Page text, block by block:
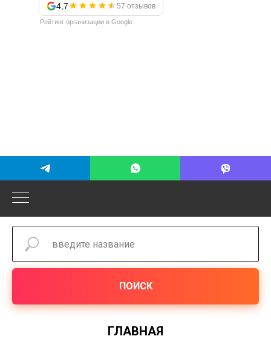
4,7 57 отзывов
Рейтинг организации в Google
ПОИСК
ГЛАВНАЯ